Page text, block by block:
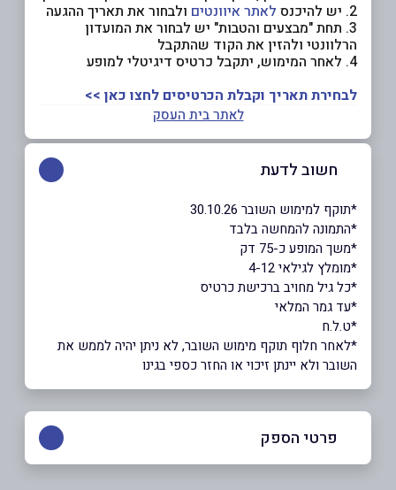
2. יש להיכנס לאתר איוונטים ולבחור את תאריך ההגעה
3. תחת "מבצעים והטבות" יש לבחור את המועדון
הרלוונטי ולהזין את הקוד שהתקבל
4. לאחר המימוש, יתקבל כרטיס דיגיטלי למופע
לבחירת תאריך וקבלת הכרטיסים לחצו כאן >>
לאתר בית העסק
חשוב לדעת
*תוקף למימוש השובר 30.10.26
*התמונה להמחשה בלבד
*משך המופע כ-75 דק
*מומלץ לגילאי 4-12
*כל גיל מחויב ברכישת כרטיס
*עד גמר המלאי
*ט.ל.ח
*לאחר חלוף תוקף מימוש השובר, לא ניתן יהיה לממש את
השובר ולא יינתן זיכוי או החזר כספי בגינו
פרטי הספק